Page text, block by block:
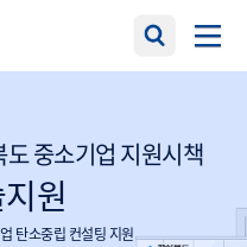
중소기업 지원시책
원
탄소중립 컨설팅 지원